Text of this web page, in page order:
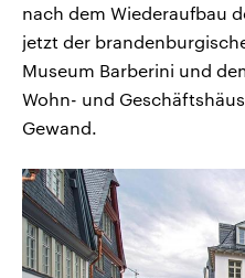
nach dem Wiederaufbau
jetzt der
Museum Barberini und
Wohn- und
Gewand.